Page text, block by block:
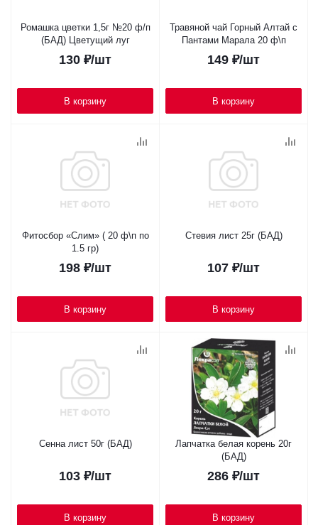
Ромашка цветки 1,5г №20 ф/п
(БАД) Цветущий луг
130 ₽/шт
В корзину
Травяной чай Горный Алтай с
Пантами Марала 20 ф\п
149 ₽/шт
В корзину
Фитосбор «Слим» ( 20 ф\п по
1.5 гр)
198 ₽/шт
В корзину
Стевия лист 25г (БАД)
107 ₽/шт
В корзину
Сенна лист 50г (БАД)
103 ₽/шт
В корзину
Лапчатка белая корень 20г
(БАД)
286 ₽/шт
В корзину